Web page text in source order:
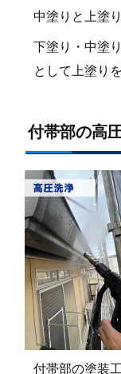
中塗りと上塗
下塗り・中塗
として上塗り
付帯部の高
付帯部の塗装